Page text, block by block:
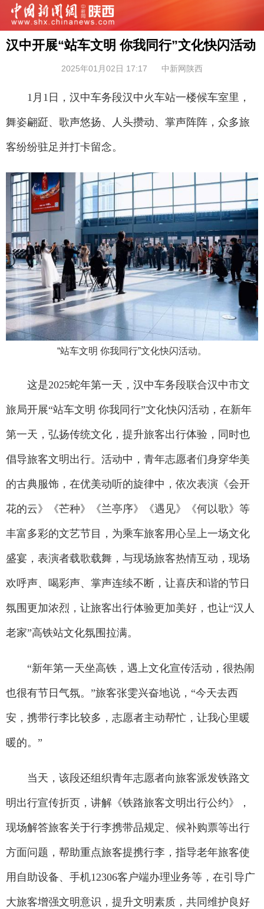
汉中开展“站车文明 你我同行”文化快闪活动
2025年01月02日 17:17 中新网陕西
1月1日，汉中车务段汉中火车站一楼候车室里，
舞姿翩跹、歌声悠扬、人头攒动、掌声阵阵，众多旅
客纷纷驻足并打卡留念。
“站车文明 你我同行”文化快闪活动。
这是2025蛇年第一天，汉中车务段联合汉中市文
旅局开展“站车文明 你我同行”文化快闪活动，在新年
第一天，弘扬传统文化，提升旅客出行体验，同时也
倡导旅客文明出行。活动中，青年志愿者们身穿华美
的古典服饰，在优美动听的旋律中，依次表演《会开
花的云》《芒种》《兰亭序》《遇见》《何以歌》等
丰富多彩的文艺节目，为乘车旅客用心呈上一场文化
盛宴，表演者载歌载舞，与现场旅客热情互动，现场
欢呼声、喝彩声、掌声连续不断，让喜庆和谐的节日
氛围更加浓烈，让旅客出行体验更加美好，也让“汉人
老家”高铁站文化氛围拉满。
“新年第一天坐高铁，遇上文化宣传活动，很热闹
也很有节日气氛。”旅客张雯兴奋地说，“今天去西
安，携带行李比较多，志愿者主动帮忙，让我心里暖
暖的。”
当天，该段还组织青年志愿者向旅客派发铁路文
明出行宣传折页，讲解《铁路旅客文明出行公约》，
现场解答旅客关于行李携带品规定、候补购票等出行
方面问题，帮助重点旅客提携行李，指导老年旅客使
用自助设备、手机12306客户端办理业务等，在引导广
大旅客增强文明意识，提升文明素质，共同维护良好